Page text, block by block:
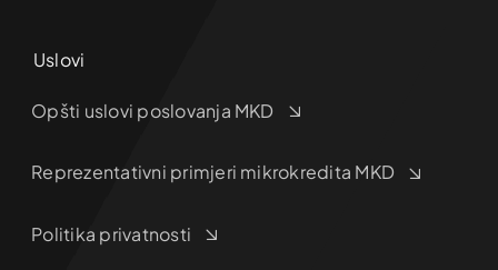
Uslovi
Opšti uslovi poslovanja MKD
Reprezentativni primjeri mikrokredita MKD
Politika privatnosti